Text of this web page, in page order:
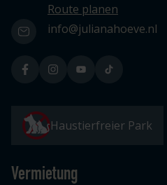
Route planen
info@julianahoeve.nl
Haustierfreier Park
Vermietung